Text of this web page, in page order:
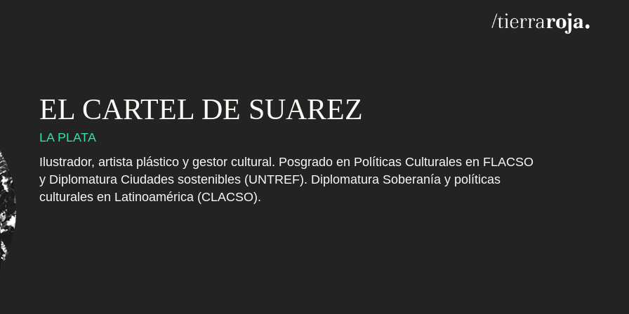
EL CARTEL DE SUAREZ
LA PLATA
Ilustrador, artista plástico y gestor cultural. Posgrado en Políticas Culturales en FLACSO
y Diplomatura Ciudades sostenibles (UNTREF). Diplomatura Soberanía y políticas
culturales en Latinoamérica (CLACSO).